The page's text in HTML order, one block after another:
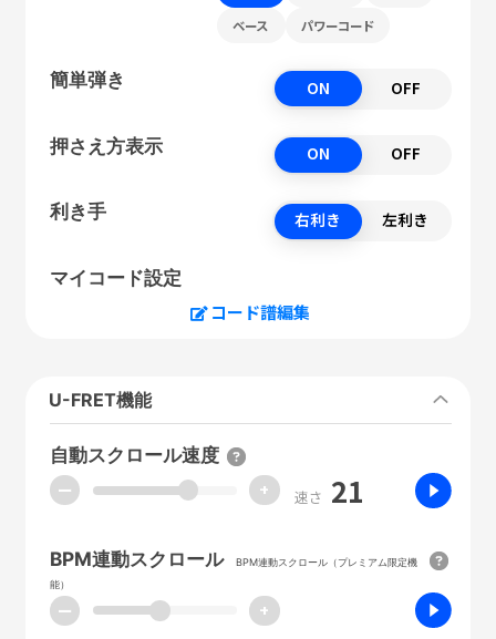
ベース パワーコード
簡単弾き ON OFF
押さえ方表示 ON OFF
利き手 右利き 左利き
マイコード設定
コード譜編集
U-FRET機能
自動スクロール速度
ー + 速さ 21
BPM連動スクロール
BPM連動スクロール（プレミアム限定機
能）
ー +